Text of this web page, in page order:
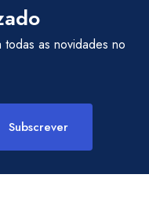
as novidades no
Subscrever